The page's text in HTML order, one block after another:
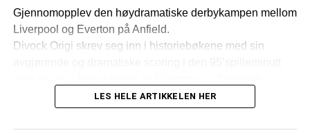
Gjennomopplev den høydramatiske derbykampen mellom
Liverpool og Everton på Anfield.
Divock Origi skrev seg inn i historiebøkene med sin
landslagskeeper Jordan Pickford
LES HELE ARTIKKELEN HER